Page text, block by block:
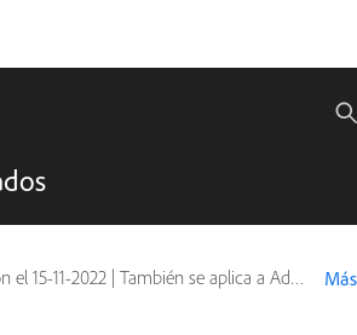
el 15-11-2022 | También se aplica a Adobe Photoshop CS6 Más